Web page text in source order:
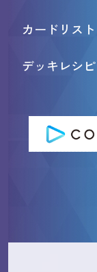
カードリスト
デッキレシピ